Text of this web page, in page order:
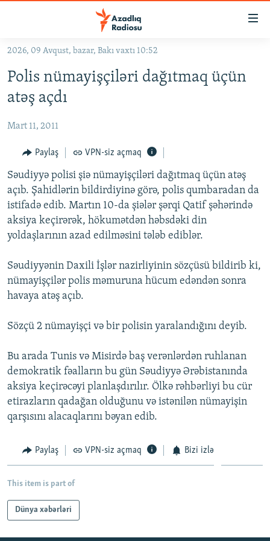
Əsas
qayıt
Əsas
naviqasiyaya
qayıt
KORRUPSIOMETR
#ƏSLINDƏ
FƏRQƏ BAX
QANUNI DOĞRU
ARAŞDIRMA
MULTIMEDIA
VIDEO
FOTOQALEREYA
İNFOQRAFIKA
KARIKATURA
RADIO ARXIV
OXU ZALI
AZƏRBAYCAN ƏDƏBIYYATI KITABXANASI
İSLAM VƏ DEMOKRATIYA
İZ - MƏDƏNIYYƏT PROQRAMI
HAQQIMIZDA
MISSIYAMIZ
PEŞƏ ETIKASI VƏ JURNALISTIKA STANDARTLARIMIZ
MATERIALLARIMIZDAN ISTIFADƏ
BIZIMLƏ ƏLAQƏ
XƏBƏR BÜLLETENLƏRIMIZ
BIZI IZLƏ
RFE/RL-in bütün saytları
2026, 09 Avqust, bazar, Bakı vaxtı 10:52
Polis nümayişçiləri dağıtmaq üçün
atəş açdı
Mart 11, 2011
Paylaş VPN-siz açmaq
Səudiyyə polisi şiə nümayişçiləri dağıtmaq üçün atəş
açıb. Şahidlərin bildirdiyinə görə, polis qumbaradan da
istifadə edib. Martın 10-da şiələr şərqi Qatif şəhərində
aksiya keçirərək, hökumətdən həbsdəki din
yoldaşlarının azad edilməsini tələb ediblər.
Səudiyyənin Daxili İşlər nazirliyinin sözçüsü bildirib ki,
nümayişçilər polis məmuruna hücum edəndən sonra
havaya atəş açıb.
Sözçü 2 nümayişçi və bir polisin yaralandığını deyib.
Bu arada Tunis və Misirdə baş verənlərdən ruhlanan
demokratik fəalların bu gün Səudiyyə Ərəbistanında
aksiya keçirəcəyi planlaşdırılır. Ölkə rəhbərliyi bu cür
etirazların qadağan olduğunu və istənilən nümayişin
qarşısını alacaqlarını bəyan edib.
Paylaş VPN-siz açmaq Bizi izlə
This item is part of
Dünya xəbərləri